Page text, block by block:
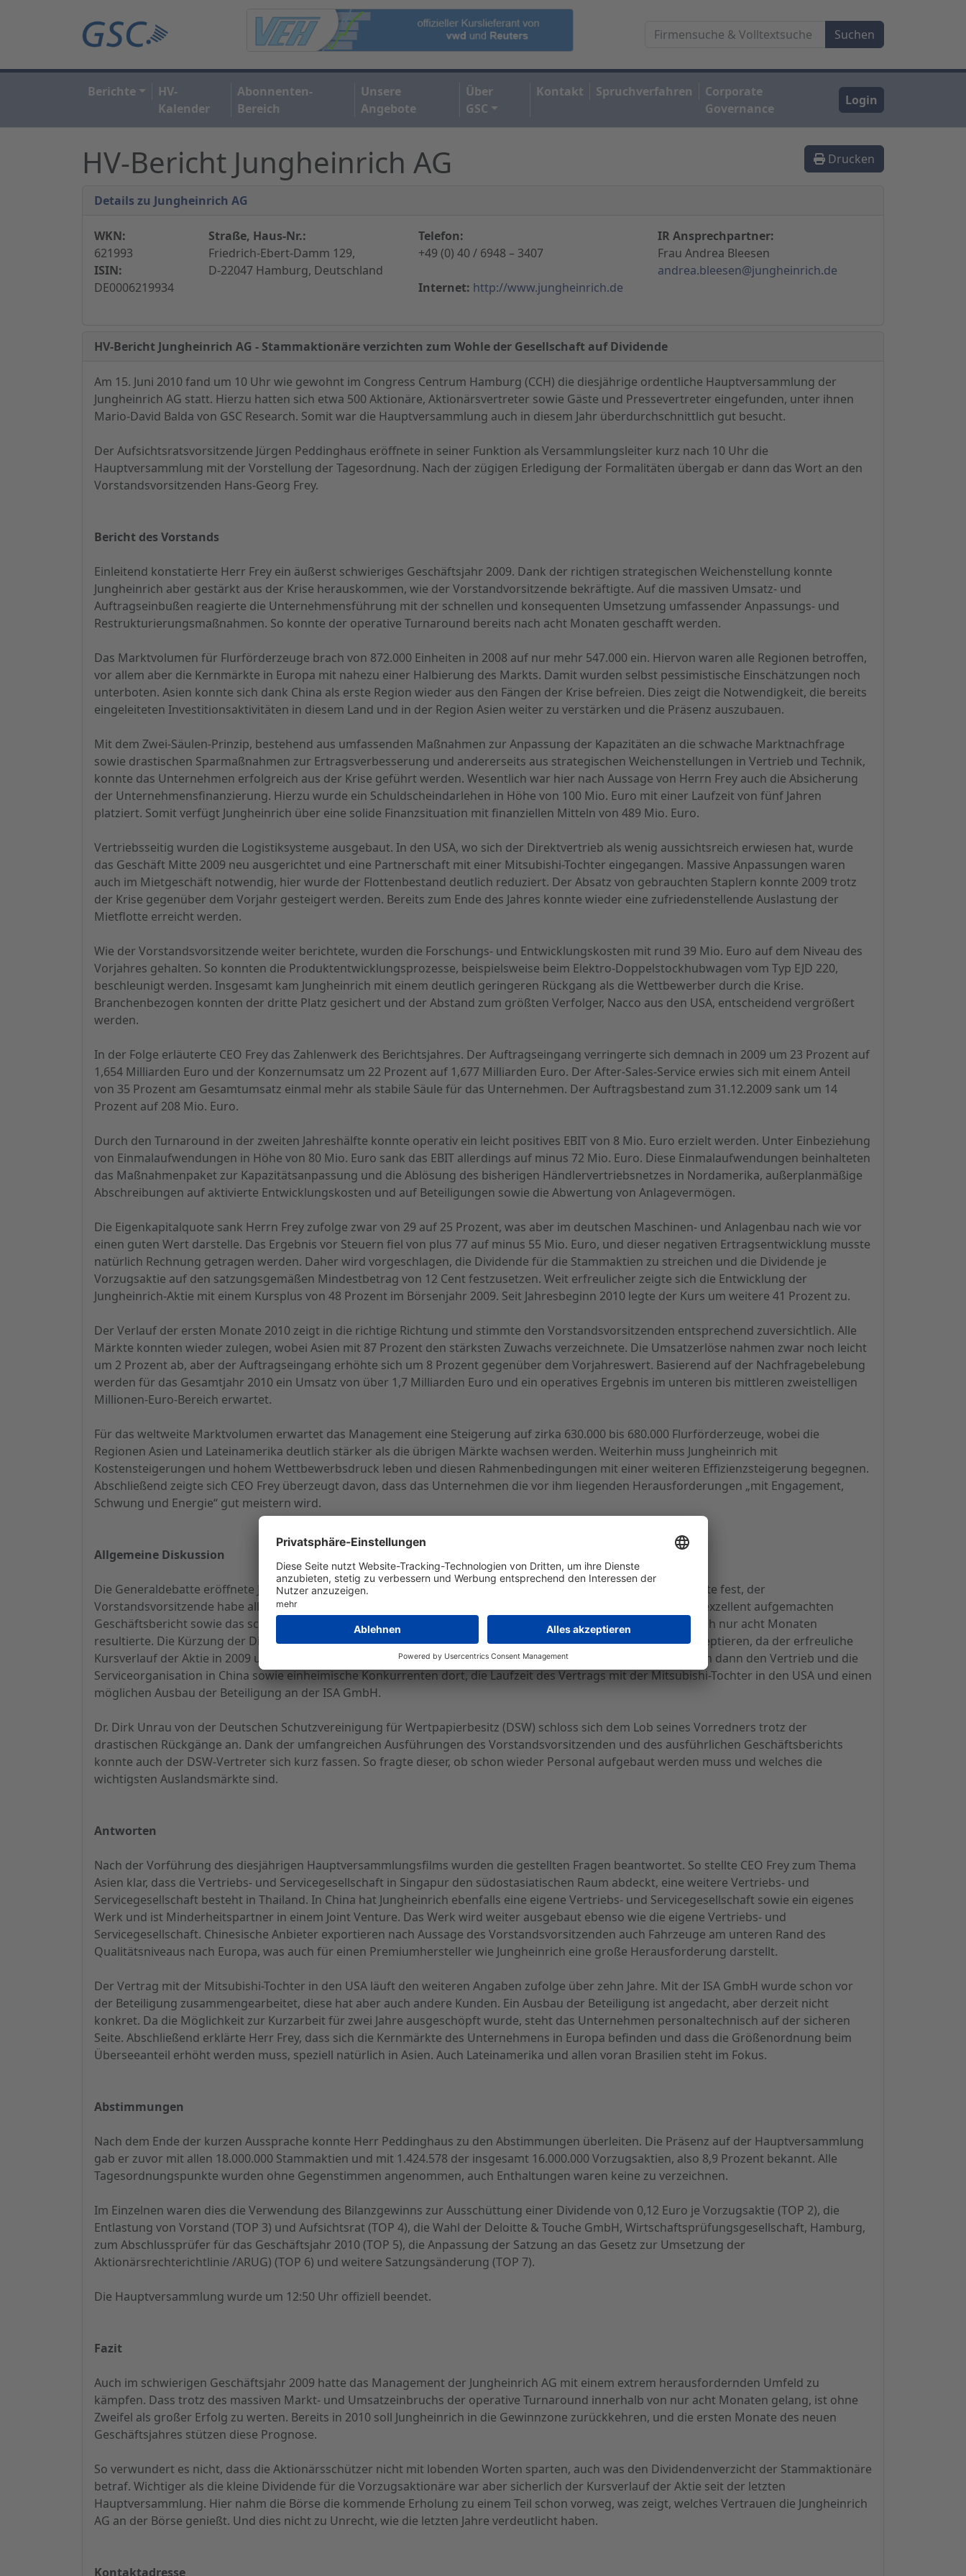
Berichte
HV-
Kalender
Abonnenten-
Bereich
Unsere
Angebote
Über
GSC
Kontakt Spruchverfahren
Corporate
Governance
Login
Drucken
HV-Bericht Jungheinrich AG
Details zu Jungheinrich AG
WKN:
621993
ISIN:
DE0006219934
Straße, Haus-Nr.:
Friedrich-Ebert-Damm 129,
D-22047 Hamburg, Deutschland
Telefon:
+49 (0) 40 / 6948 – 3407
Internet: http://www.jungheinrich.de
IR Ansprechpartner:
Frau Andrea Bleesen
andrea.bleesen@jungheinrich.de
HV-Bericht Jungheinrich AG - Stammaktionäre verzichten zum Wohle der Gesellschaft auf Dividende
Am 15. Juni 2010 fand um 10 Uhr wie gewohnt im Congress Centrum Hamburg (CCH) die diesjährige ordentliche Hauptversammlung der
Jungheinrich AG statt. Hierzu hatten sich etwa 500 Aktionäre, Aktionärsvertreter sowie Gäste und Pressevertreter eingefunden, unter ihnen
Mario-David Balda von GSC Research. Somit war die Hauptversammlung auch in diesem Jahr überdurchschnittlich gut besucht.
Der Aufsichtsratsvorsitzende Jürgen Peddinghaus eröffnete in seiner Funktion als Versammlungsleiter kurz nach 10 Uhr die
Hauptversammlung mit der Vorstellung der Tagesordnung. Nach der zügigen Erledigung der Formalitäten übergab er dann das Wort an den
Vorstandsvorsitzenden Hans-Georg Frey.
Bericht des Vorstands
Einleitend konstatierte Herr Frey ein äußerst schwieriges Geschäftsjahr 2009. Dank der richtigen strategischen Weichenstellung konnte
Jungheinrich aber gestärkt aus der Krise herauskommen, wie der Vorstandvorsitzende bekräftigte. Auf die massiven Umsatz- und
Auftragseinbußen reagierte die Unternehmensführung mit der schnellen und konsequenten Umsetzung umfassender Anpassungs- und
Restrukturierungsmaßnahmen. So konnte der operative Turnaround bereits nach acht Monaten geschafft werden.
Das Marktvolumen für Flurförderzeuge brach von 872.000 Einheiten in 2008 auf nur mehr 547.000 ein. Hiervon waren alle Regionen betroffen,
vor allem aber die Kernmärkte in Europa mit nahezu einer Halbierung des Markts. Damit wurden selbst pessimistische Einschätzungen noch
unterboten. Asien konnte sich dank China als erste Region wieder aus den Fängen der Krise befreien. Dies zeigt die Notwendigkeit, die bereits
eingeleiteten Investitionsaktivitäten in diesem Land und in der Region Asien weiter zu verstärken und die Präsenz auszubauen.
Mit dem Zwei-Säulen-Prinzip, bestehend aus umfassenden Maßnahmen zur Anpassung der Kapazitäten an die schwache Marktnachfrage
sowie drastischen Sparmaßnahmen zur Ertragsverbesserung und andererseits aus strategischen Weichenstellungen in Vertrieb und Technik,
konnte das Unternehmen erfolgreich aus der Krise geführt werden. Wesentlich war hier nach Aussage von Herrn Frey auch die Absicherung
der Unternehmensfinanzierung. Hierzu wurde ein Schuldscheindarlehen in Höhe von 100 Mio. Euro mit einer Laufzeit von fünf Jahren
platziert. Somit verfügt Jungheinrich über eine solide Finanzsituation mit finanziellen Mitteln von 489 Mio. Euro.
Vertriebsseitig wurden die Logistiksysteme ausgebaut. In den USA, wo sich der Direktvertrieb als wenig aussichtsreich erwiesen hat, wurde
das Geschäft Mitte 2009 neu ausgerichtet und eine Partnerschaft mit einer Mitsubishi-Tochter eingegangen. Massive Anpassungen waren
auch im Mietgeschäft notwendig, hier wurde der Flottenbestand deutlich reduziert. Der Absatz von gebrauchten Staplern konnte 2009 trotz
der Krise gegenüber dem Vorjahr gesteigert werden. Bereits zum Ende des Jahres konnte wieder eine zufriedenstellende Auslastung der
Mietflotte erreicht werden.
Wie der Vorstandsvorsitzende weiter berichtete, wurden die Forschungs- und Entwicklungskosten mit rund 39 Mio. Euro auf dem Niveau des
Vorjahres gehalten. So konnten die Produktentwicklungsprozesse, beispielsweise beim Elektro-Doppelstockhubwagen vom Typ EJD 220,
beschleunigt werden. Insgesamt kam Jungheinrich mit einem deutlich geringeren Rückgang als die Wettbewerber durch die Krise.
Branchenbezogen konnten der dritte Platz gesichert und der Abstand zum größten Verfolger, Nacco aus den USA, entscheidend vergrößert
werden.
In der Folge erläuterte CEO Frey das Zahlenwerk des Berichtsjahres. Der Auftragseingang verringerte sich demnach in 2009 um 23 Prozent auf
1,654 Milliarden Euro und der Konzernumsatz um 22 Prozent auf 1,677 Milliarden Euro. Der After-Sales-Service erwies sich mit einem Anteil
von 35 Prozent am Gesamtumsatz einmal mehr als stabile Säule für das Unternehmen. Der Auftragsbestand zum 31.12.2009 sank um 14
Prozent auf 208 Mio. Euro.
Durch den Turnaround in der zweiten Jahreshälfte konnte operativ ein leicht positives EBIT von 8 Mio. Euro erzielt werden. Unter Einbeziehung
von Einmalaufwendungen in Höhe von 80 Mio. Euro sank das EBIT allerdings auf minus 72 Mio. Euro. Diese Einmalaufwendungen beinhalteten
das Maßnahmenpaket zur Kapazitätsanpassung und die Ablösung des bisherigen Händlervertriebsnetzes in Nordamerika, außerplanmäßige
Abschreibungen auf aktivierte Entwicklungskosten und auf Beteiligungen sowie die Abwertung von Anlagevermögen.
Die Eigenkapitalquote sank Herrn Frey zufolge zwar von 29 auf 25 Prozent, was aber im deutschen Maschinen- und Anlagenbau nach wie vor
einen guten Wert darstelle. Das Ergebnis vor Steuern fiel von plus 77 auf minus 55 Mio. Euro, und dieser negativen Ertragsentwicklung musste
natürlich Rechnung getragen werden. Daher wird vorgeschlagen, die Dividende für die Stammaktien zu streichen und die Dividende je
Vorzugsaktie auf den satzungsgemäßen Mindestbetrag von 12 Cent festzusetzen. Weit erfreulicher zeigte sich die Entwicklung der
Jungheinrich-Aktie mit einem Kursplus von 48 Prozent im Börsenjahr 2009. Seit Jahresbeginn 2010 legte der Kurs um weitere 41 Prozent zu.
Der Verlauf der ersten Monate 2010 zeigt in die richtige Richtung und stimmte den Vorstandsvorsitzenden entsprechend zuversichtlich. Alle
Märkte konnten wieder zulegen, wobei Asien mit 87 Prozent den stärksten Zuwachs verzeichnete. Die Umsatzerlöse nahmen zwar noch leicht
um 2 Prozent ab, aber der Auftragseingang erhöhte sich um 8 Prozent gegenüber dem Vorjahreswert. Basierend auf der Nachfragebelebung
werden für das Gesamtjahr 2010 ein Umsatz von über 1,7 Milliarden Euro und ein operatives Ergebnis im unteren bis mittleren zweistelligen
Millionen-Euro-Bereich erwartet.
Für das weltweite Marktvolumen erwartet das Management eine Steigerung auf zirka 630.000 bis 680.000 Flurförderzeuge, wobei die
Regionen Asien und Lateinamerika deutlich stärker als die übrigen Märkte wachsen werden. Weiterhin muss Jungheinrich mit
Kostensteigerungen und hohem Wettbewerbsdruck leben und diesen Rahmenbedingungen mit einer weiteren Effizienzsteigerung begegnen.
Abschließend zeigte sich CEO Frey überzeugt davon, dass das Unternehmen die vor ihm liegenden Herausforderungen „mit Engagement,
Schwung und Energie“ gut meistern wird.
Allgemeine Diskussion
Die Generaldebatte eröffnete Joachim Siemers von der Schutzgemeinschaft der Kapitalanleger (SdK). Dieser stellte fest, der
Vorstandsvorsitzende habe alles gesagt hat, was es zu sagen gibt. Lobenswert fand er den nach seinen Worten exzellent aufgemachten
Geschäftsbericht sowie das schnelle und beherzte Eingreifen der Geschäftsleitung, was in einer Trendwende nach nur acht Monaten
resultierte. Die Kürzung der Dividende auf die satzungsgemäße Mindesthöhe konnte der Aktionärsschützer akzeptieren, da der erfreuliche
Kursverlauf der Aktie in 2009 und 2010 ein „kleines Trostpflaster“ brachte. Die Fragen von Herrn Siemers betrafen dann den Vertrieb und die
Serviceorganisation in China sowie einheimische Konkurrenten dort, die Laufzeit des Vertrags mit der Mitsubishi-Tochter in den USA und einen
möglichen Ausbau der Beteiligung an der ISA GmbH.
Dr. Dirk Unrau von der Deutschen Schutzvereinigung für Wertpapierbesitz (DSW) schloss sich dem Lob seines Vorredners trotz der
drastischen Rückgänge an. Dank der umfangreichen Ausführungen des Vorstandsvorsitzenden und des ausführlichen Geschäftsberichts
konnte auch der DSW-Vertreter sich kurz fassen. So fragte dieser, ob schon wieder Personal aufgebaut werden muss und welches die
wichtigsten Auslandsmärkte sind.
Antworten
Nach der Vorführung des diesjährigen Hauptversammlungsfilms wurden die gestellten Fragen beantwortet. So stellte CEO Frey zum Thema
Asien klar, dass die Vertriebs- und Servicegesellschaft in Singapur den südostasiatischen Raum abdeckt, eine weitere Vertriebs- und
Servicegesellschaft besteht in Thailand. In China hat Jungheinrich ebenfalls eine eigene Vertriebs- und Servicegesellschaft sowie ein eigenes
Werk und ist Minderheitspartner in einem Joint Venture. Das Werk wird weiter ausgebaut ebenso wie die eigene Vertriebs- und
Servicegesellschaft. Chinesische Anbieter exportieren nach Aussage des Vorstandsvorsitzenden auch Fahrzeuge am unteren Rand des
Qualitätsniveaus nach Europa, was auch für einen Premiumhersteller wie Jungheinrich eine große Herausforderung darstellt.
Der Vertrag mit der Mitsubishi-Tochter in den USA läuft den weiteren Angaben zufolge über zehn Jahre. Mit der ISA GmbH wurde schon vor
der Beteiligung zusammengearbeitet, diese hat aber auch andere Kunden. Ein Ausbau der Beteiligung ist angedacht, aber derzeit nicht
konkret. Da die Möglichkeit zur Kurzarbeit für zwei Jahre ausgeschöpft wurde, steht das Unternehmen personaltechnisch auf der sicheren
Seite. Abschließend erklärte Herr Frey, dass sich die Kernmärkte des Unternehmens in Europa befinden und dass die Größenordnung beim
Überseeanteil erhöht werden muss, speziell natürlich in Asien. Auch Lateinamerika und allen voran Brasilien steht im Fokus.
Abstimmungen
Nach dem Ende der kurzen Aussprache konnte Herr Peddinghaus zu den Abstimmungen überleiten. Die Präsenz auf der Hauptversammlung
gab er zuvor mit allen 18.000.000 Stammaktien und mit 1.424.578 der insgesamt 16.000.000 Vorzugsaktien, also 8,9 Prozent bekannt. Alle
Tagesordnungspunkte wurden ohne Gegenstimmen angenommen, auch Enthaltungen waren keine zu verzeichnen.
Im Einzelnen waren dies die Verwendung des Bilanzgewinns zur Ausschüttung einer Dividende von 0,12 Euro je Vorzugsaktie (TOP 2), die
Entlastung von Vorstand (TOP 3) und Aufsichtsrat (TOP 4), die Wahl der Deloitte & Touche GmbH, Wirtschaftsprüfungsgesellschaft, Hamburg,
zum Abschlussprüfer für das Geschäftsjahr 2010 (TOP 5), die Anpassung der Satzung an das Gesetz zur Umsetzung der
Aktionärsrechterichtlinie /ARUG) (TOP 6) und weitere Satzungsänderung (TOP 7).
Die Hauptversammlung wurde um 12:50 Uhr offiziell beendet.
Fazit
Auch im schwierigen Geschäftsjahr 2009 hatte das Management der Jungheinrich AG mit einem extrem herausfordernden Umfeld zu
kämpfen. Dass trotz des massiven Markt- und Umsatzeinbruchs der operative Turnaround innerhalb von nur acht Monaten gelang, ist ohne
Zweifel als großer Erfolg zu werten. Bereits in 2010 soll Jungheinrich in die Gewinnzone zurückkehren, und die ersten Monate des neuen
Geschäftsjahres stützen diese Prognose.
So verwundert es nicht, dass die Aktionärsschützer nicht mit lobenden Worten sparten, auch was den Dividendenverzicht der Stammaktionäre
betraf. Wichtiger als die kleine Dividende für die Vorzugsaktionäre war aber sicherlich der Kursverlauf der Aktie seit der letzten
Hauptversammlung. Hier nahm die Börse die kommende Erholung zu einem Teil schon vorweg, was zeigt, welches Vertrauen die Jungheinrich
AG an der Börse genießt. Und dies nicht zu Unrecht, wie die letzten Jahre verdeutlicht haben.
Kontaktadresse